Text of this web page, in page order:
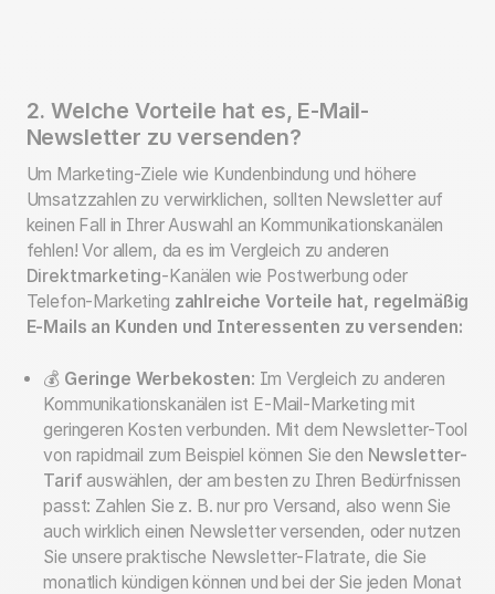
2. Welche Vorteile hat es, E-Mail-
Newsletter zu versenden?
Um Marketing-Ziele wie Kundenbindung und höhere
Umsatzzahlen zu verwirklichen, sollten Newsletter auf
keinen Fall in Ihrer Auswahl an Kommunikationskanälen
fehlen! Vor allem, da es im Vergleich zu anderen
Direktmarketing-Kanälen wie Postwerbung oder
Telefon-Marketing zahlreiche Vorteile hat, regelmäßig
E-Mails an Kunden und Interessenten zu versenden:
💰 Geringe Werbekosten: Im Vergleich zu anderen
Kommunikationskanälen ist E-Mail-Marketing mit
geringeren Kosten verbunden. Mit dem Newsletter-Tool
von rapidmail zum Beispiel können Sie den Newsletter-
Tarif auswählen, der am besten zu Ihren Bedürfnissen
passt: Zahlen Sie z. B. nur pro Versand, also wenn Sie
auch wirklich einen Newsletter versenden, oder nutzen
Sie unsere praktische Newsletter-Flatrate, die Sie
monatlich kündigen können und bei der Sie jeden Monat